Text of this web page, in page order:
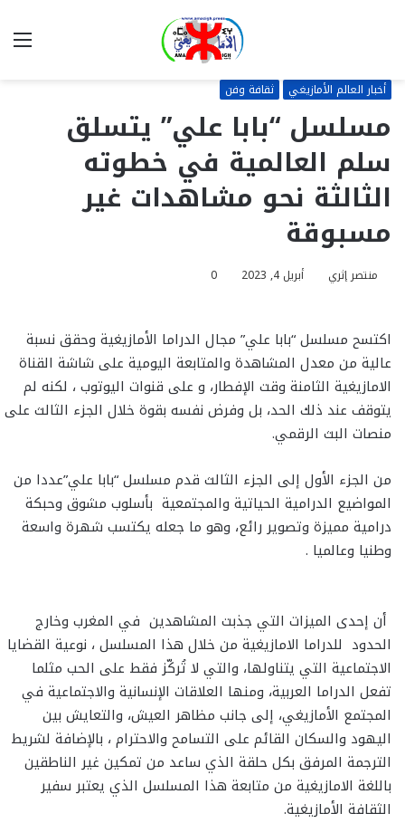
أخبار العالم الأمازيغي ثقافة وفن
مسلسل “بابا علي” يتسلق
سلم العالمية في خطوته
الثالثة نحو مشاهدات غير
مسبوقة
منتصر إثري أبريل 4, 2023 0
اكتسح مسلسل “بابا علي” مجال الدراما الأمازيغية وحقق نسبة
عالية من معدل المشاهدة والمتابعة اليومية على شاشة القناة
الامازيغية الثامنة وقت الإفطار، و على قنوات اليوتوب ، لكنه لم
يتوقف عند ذلك الحد، بل وفرض نفسه بقوة خلال الجزء الثالث على
منصات البث الرقمي.
من الجزء الأول إلى الجزء الثالث قدم مسلسل “بابا علي”عددا من
المواضيع الدرامية الحياتية والمجتمعية بأسلوب مشوق وحبكة
درامية مميزة وتصوير رائع، وهو ما جعله يكتسب شهرة واسعة
وطنيا وعالميا .
أن إحدى الميزات التي جذبت المشاهدين في المغرب وخارج
الحدود للدراما الامازيغية من خلال هذا المسلسل ، نوعية القضايا
الاجتماعية التي يتناولها، والتي لا تُركّز فقط على الحب مثلما
تفعل الدراما العربية، ومنها العلاقات الإنسانية والاجتماعية في
المجتمع الأمازيغي، إلى جانب مظاهر العيش، والتعايش بين
اليهود والسكان القائم على التسامح والاحترام ، بالإضافة لشريط
الترجمة المرفق بكل حلقة الذي ساعد من تمكين غير الناطقين
باللغة الامازيغية من متابعة هذا المسلسل الذي يعتبر سفير
الثقافة الأمازيغية.